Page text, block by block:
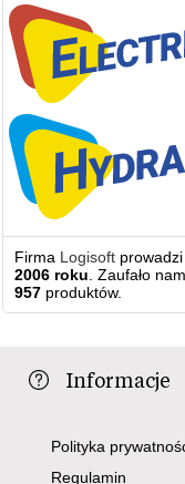
Firma Logisoft
2006 roku. Zaufało
957 produktów.
Informacje
Polityka
Regulamin